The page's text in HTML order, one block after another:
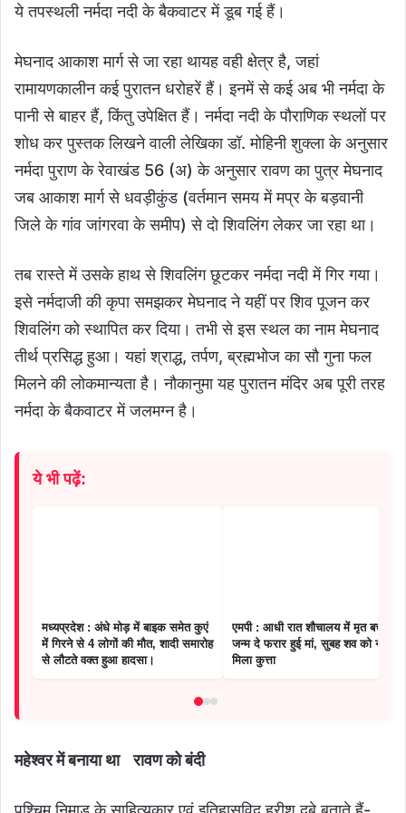
ये तपस्थली नर्मदा नदी के बैकवाटर में डूब गई हैं।
मेघनाद आकाश मार्ग से जा रहा थायह वही क्षेत्र है, जहां
रामायणकालीन कई पुरातन धरोहरें हैं। इनमें से कई अब भी नर्मदा के
पानी से बाहर हैं, किंतु उपेक्षित हैं। नर्मदा नदी के पौराणिक स्थलों पर
शोध कर पुस्तक लिखने वाली लेखिका डॉ. मोहिनी शुक्ला के अनुसार
नर्मदा पुराण के रेवाखंड 56 (अ) के अनुसार रावण का पुत्र मेघनाद
जब आकाश मार्ग से धवड़ीकुंड (वर्तमान समय में मप्र के बड़वानी
जिले के गांव जांगरवा के समीप) से दो शिवलिंग लेकर जा रहा था।
तब रास्ते में उसके हाथ से शिवलिंग छूटकर नर्मदा नदी में गिर गया।
इसे नर्मदाजी की कृपा समझकर मेघनाद ने यहीं पर शिव पूजन कर
शिवलिंग को स्थापित कर दिया। तभी से इस स्थल का नाम मेघनाद
तीर्थ प्रसिद्ध हुआ। यहां श्राद्ध, तर्पण, ब्रह्मभोज का सौ गुना फल
मिलने की लोकमान्यता है। नौकानुमा यह पुरातन मंदिर अब पूरी तरह
नर्मदा के बैकवाटर में जलमग्न है।
ये भी पढ़ें:
मध्यप्रदेश : अंधे मोड़ में बाइक समेत कुएं
में गिरने से 4 लोगों की मौत, शादी समारोह
से लौटते वक्त हुआ हादसा।
एमपी : आधी रात शौचालय में मृत बच्चे को
जन्म दे फरार हुई मां, सुबह शव को नोचता
मिला कुत्ता
महेश्वर में बनाया था रावण को बंदी